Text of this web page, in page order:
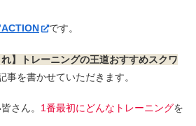
です。
れ】トレーニングの王道おすすめスクワ
事を書かせていただきます。
さん。 1番最初にどんなトレーニングを